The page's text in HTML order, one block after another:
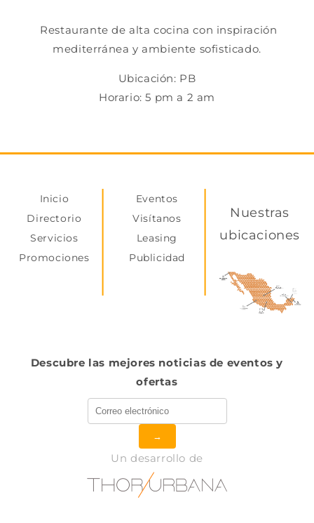
Restaurante de alta cocina con inspiración
mediterránea y ambiente sofisticado.
Ubicación: PB
Horario: 5 pm a 2 am
Inicio
Directorio
Servicios
Promociones
Eventos
Visítanos
Leasing
Publicidad
Nuestras
ubicaciones
Descubre las mejores noticias de eventos y
ofertas
→
Un desarrollo de